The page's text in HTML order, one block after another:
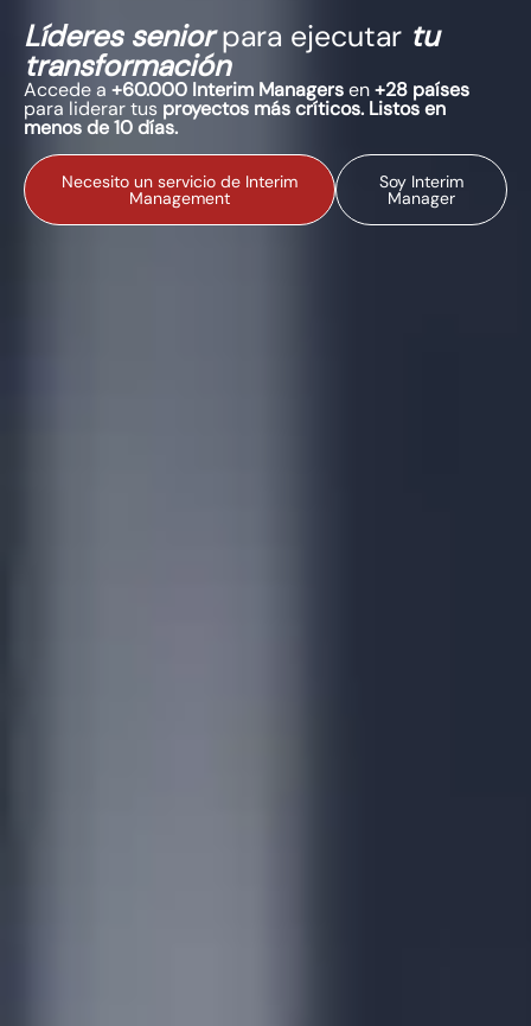
Líderes seniorpara ejecutar tu
transformación
Accede a +60.000 Interim Managersen+28 países
para liderar tus proyectos más críticos. Listos en
menos de 10 días.
Necesito un servicio de Interim
Management
Soy Interim
Manager